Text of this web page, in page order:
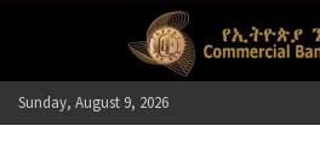
Sunday, August 9, 2026